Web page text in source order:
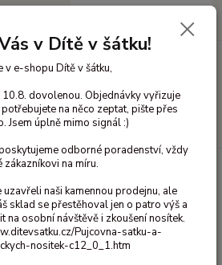
0 Kč
Kabáty a bundy vlna
Popolini - Jeanse
v Dítě v šátku!
v e-shopu Dítě v šátku,
dovolenou. Objednávky vyřizuje
na něco zeptat, pište přes
Jsem úplně mimo signál :)
odborné poradenství, vždy
zákazníkovi na míru.
uzavřeli naši kamennou prodejnu, ale
sklad se přestěhoval jen o patro výš a
na osobní návštěvě i zkoušení nosítek.
Pujcovna-satku-a-
nositek-c12_0_1.htm